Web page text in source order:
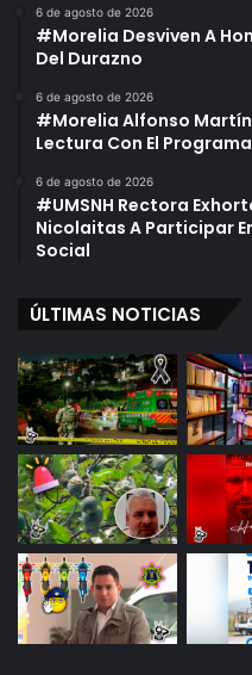
6 de agosto de 2026
#Morelia Desviven A
Del Durazno
6 de agosto de 2026
#Morelia Alfonso
Lectura Con El
6 de agosto de 2026
#UMSNH Rectora
Nicolaitas A Participar
Social
ÚLTIMAS NOTICIAS